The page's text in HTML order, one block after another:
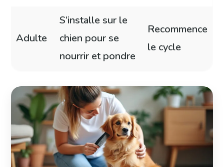
Adulte
S’installe sur le
chien pour se
nourrir et pondre
Recommence
le cycle